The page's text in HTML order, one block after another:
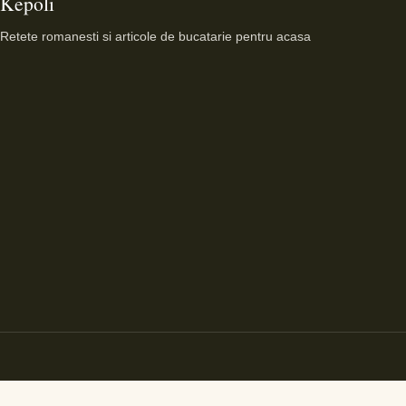
Retete romanesti si articole de bucatarie pentru acasa